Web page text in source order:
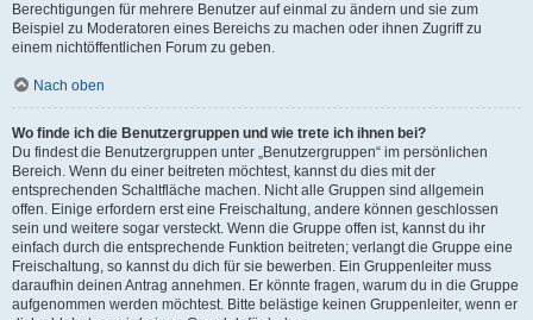
Berechtigungen für mehrere Benutzer auf einmal zu ändern und sie zum
Beispiel zu Moderatoren eines Bereichs zu machen oder ihnen Zugriff zu
einem nichtöffentlichen Forum zu geben.
Nach oben
Wo finde ich die Benutzergruppen und wie trete ich ihnen bei?
Du findest die Benutzergruppen unter „Benutzergruppen“ im persönlichen
Bereich. Wenn du einer beitreten möchtest, kannst du dies mit der
entsprechenden Schaltfläche machen. Nicht alle Gruppen sind allgemein
offen. Einige erfordern erst eine Freischaltung, andere können geschlossen
sein und weitere sogar versteckt. Wenn die Gruppe offen ist, kannst du ihr
einfach durch die entsprechende Funktion beitreten; verlangt die Gruppe eine
Freischaltung, so kannst du dich für sie bewerben. Ein Gruppenleiter muss
daraufhin deinen Antrag annehmen. Er könnte fragen, warum du in die Gruppe
aufgenommen werden möchtest. Bitte belästige keinen Gruppenleiter, wenn er